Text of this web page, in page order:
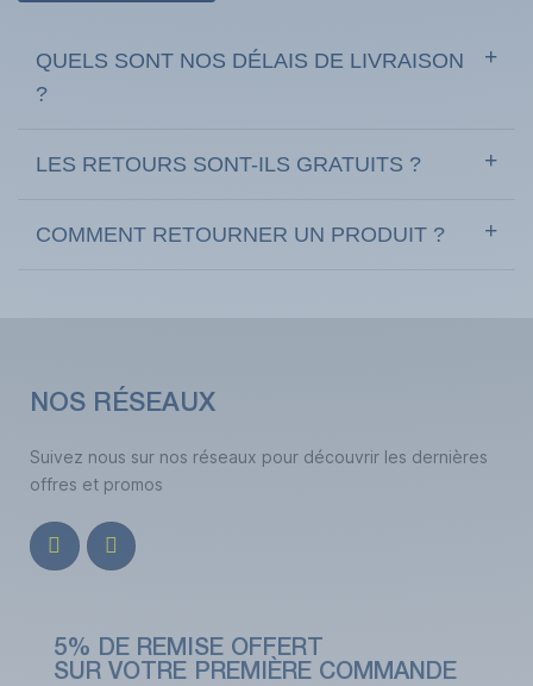
QUELS SONT NOS DÉLAIS DE LIVRAISON
?
LES RETOURS SONT-ILS GRATUITS ?
COMMENT RETOURNER UN PRODUIT ?
NOS RÉSEAUX
Suivez nous sur nos réseaux pour découvrir les dernières
offres et promos
5% DE REMISE OFFERT
SUR VOTRE PREMIÈRE COMMANDE